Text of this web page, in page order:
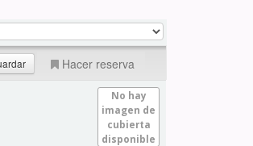
Hacer reserva
No hay
imagen de
cubierta
disponible